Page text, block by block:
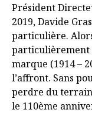
Président
2019, Davide
particulière.
particulièrement
marque (1914 –
l’affront. Sans
perdre du
le 110ème